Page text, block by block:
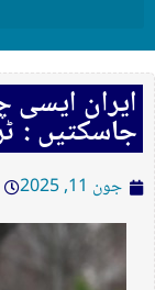
ایران ایسی
جاسکتیں :
جون 11, 2025